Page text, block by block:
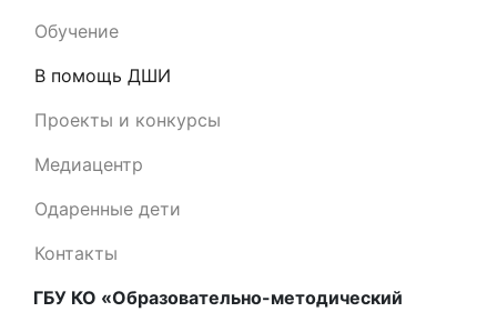
Обучение
В помощь ДШИ
Проекты и конкурсы
Медиацентр
Одаренные дети
Контакты
ГБУ КО «Образовательно-методический